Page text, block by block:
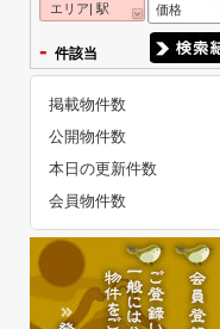
エリア| 駅 価格
- 件該当
掲載物件数
公開物件数
本日の更新件数
会員物件数